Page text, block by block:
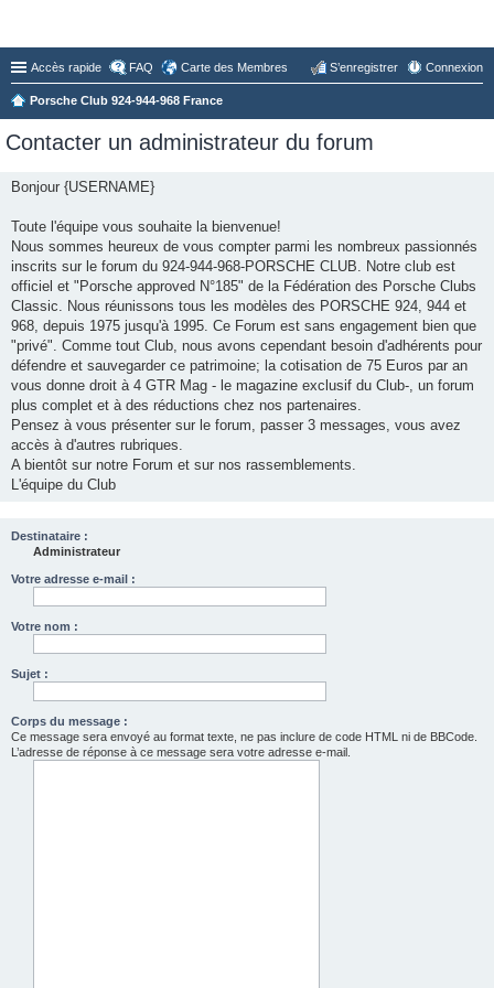
Accès rapide FAQ Carte des Membres Connexion
S’enregistrer
Porsche Club 924-944-968 France
Contacter un administrateur du forum
Bonjour {USERNAME}
Toute l'équipe vous souhaite la bienvenue!
Nous sommes heureux de vous compter parmi les nombreux passionnés
inscrits sur le forum du 924-944-968-PORSCHE CLUB. Notre club est
officiel et "Porsche approved N°185" de la Fédération des Porsche Clubs
Classic. Nous réunissons tous les modèles des PORSCHE 924, 944 et
968, depuis 1975 jusqu'à 1995. Ce Forum est sans engagement bien que
"privé". Comme tout Club, nous avons cependant besoin d'adhérents pour
défendre et sauvegarder ce patrimoine; la cotisation de 75 Euros par an
vous donne droit à 4 GTR Mag - le magazine exclusif du Club-, un forum
plus complet et à des réductions chez nos partenaires.
Pensez à vous présenter sur le forum, passer 3 messages, vous avez
accès à d'autres rubriques.
A bientôt sur notre Forum et sur nos rassemblements.
L'équipe du Club
Destinataire :
Administrateur
Votre adresse e-mail :
Votre nom :
Sujet :
Corps du message :
Ce message sera envoyé au format texte, ne pas inclure de code HTML ni de BBCode.
L’adresse de réponse à ce message sera votre adresse e-mail.